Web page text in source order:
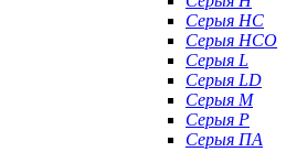
Серыя HC
Серыя HCO
Серыя L
Серыя LD
Серыя М
Серыя P
Серыя ПА